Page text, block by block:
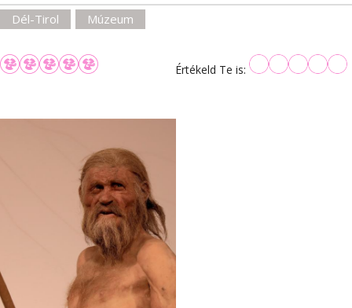
Dél-Tirol Múzeum
Értékeld Te is: